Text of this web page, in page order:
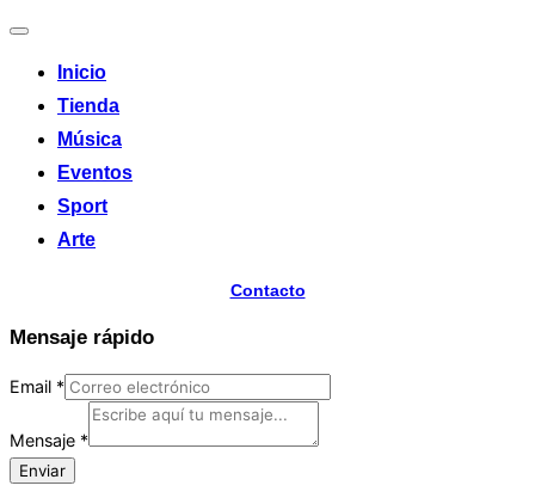
Alternar
navegación
Inicio
Tienda
Música
Eventos
Sport
Arte
Contacto
Mensaje rápido
Email *
Mensaje *
Enviar